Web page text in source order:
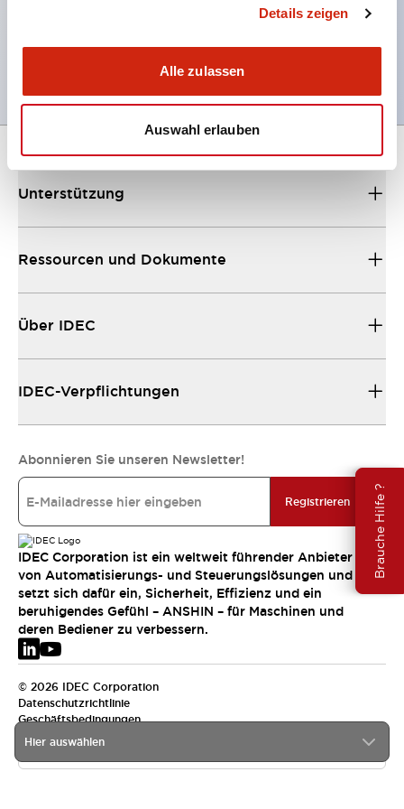
Details zeigen
Alle zulassen
Auswahl erlauben
Brauche Hilfe ?
Hier auswählen
Unterstützung
Ressourcen und Dokumente
Über IDEC
IDEC-Verpflichtungen
Abonnieren Sie unseren Newsletter!
Registrieren
IDEC Corporation ist ein weltweit führender Anbieter
von Automatisierungs- und Steuerungslösungen und
setzt sich dafür ein, Sicherheit, Effizienz und ein
beruhigendes Gefühl – ANSHIN – für Maschinen und
deren Bediener zu verbessern.
© 2026 IDEC Corporation
Datenschutzrichtlinie
Geschäftsbedingungen
EMEA